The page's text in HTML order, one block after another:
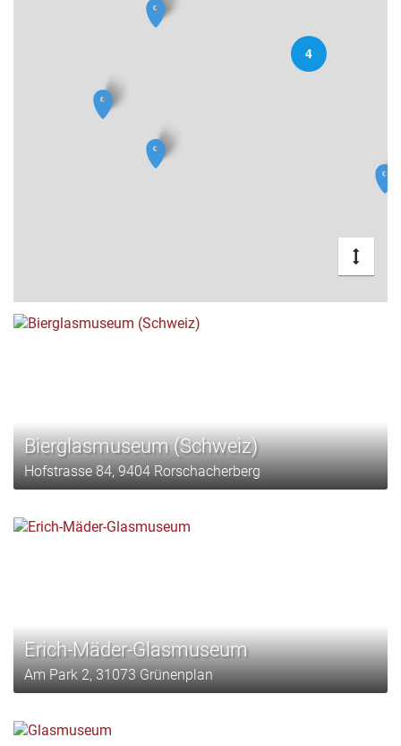
4
Bierglasmuseum (Schweiz)
Hofstrasse 84, 9404 Rorschacherberg
Erich-Mäder-Glasmuseum
Am Park 2, 31073 Grünenplan